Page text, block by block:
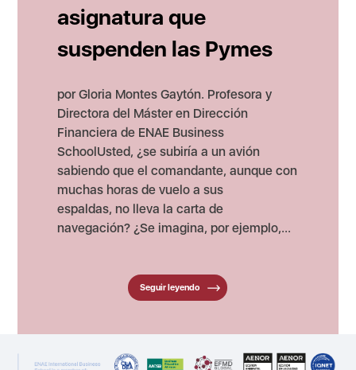
asignatura que
suspenden las Pymes
por Gloria Montes Gaytón. Profesora y
Directora del Máster en Dirección
Financiera de ENAE Business
SchoolUsted, ¿se subiría a un avión
sabiendo que el comandante, aunque con
muchas horas de vuelo a sus
espaldas, no lleva la carta de
navegación? ¿Se imagina, por ejemplo,...
Seguir leyendo